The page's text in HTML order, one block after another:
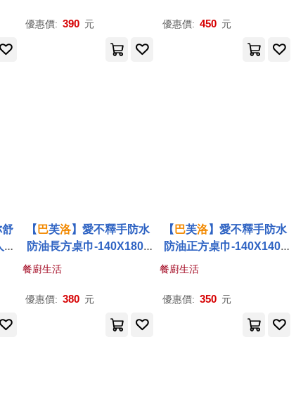
優惠價: 390 元 優惠價: 450 元
【 巴芙洛】愛不釋手防水
防油長方桌巾-140X180c
m(餐桌巾/桌布/桌墊) 中格
餐廚生活
優惠價: 380 元
【 巴芙洛】愛不釋手防水
防油正方桌巾-140X140c
m(餐桌巾/桌布/桌墊) 中格
餐廚生活
優惠價: 350 元